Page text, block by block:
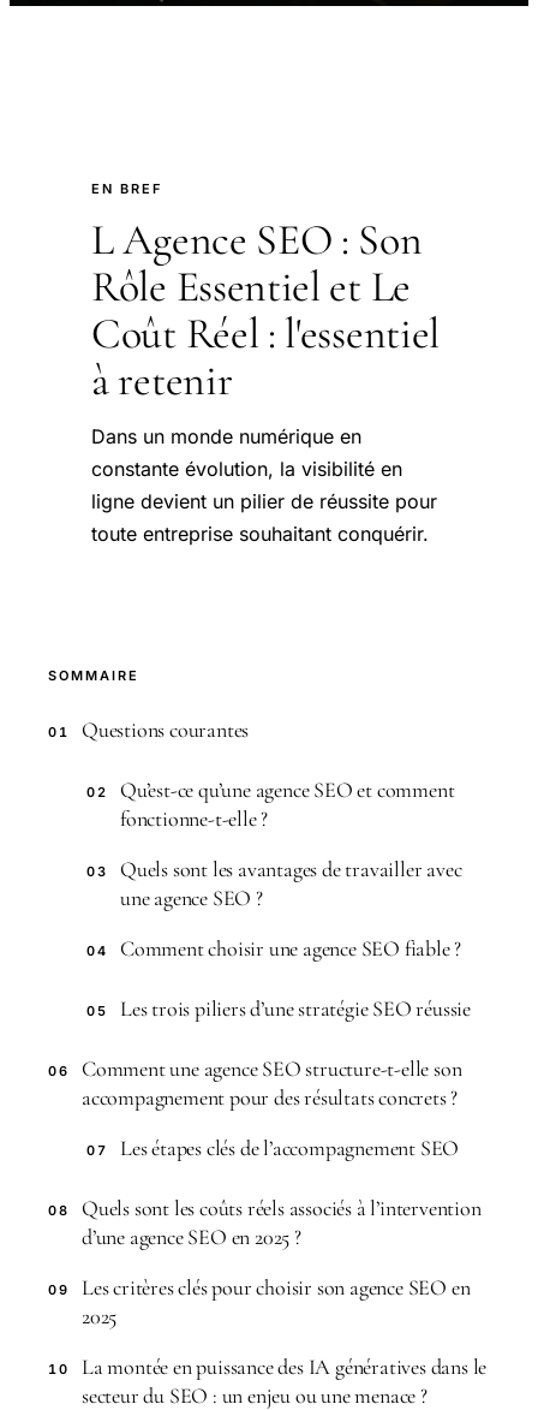
EN BREF
L Agence SEO : Son
Rôle Essentiel et Le
Coût Réel : l'essentiel
à retenir
Dans un monde numérique en
constante évolution, la visibilité en
ligne devient un pilier de réussite pour
toute entreprise souhaitant conquérir.
SOMMAIRE
01 Questions courantes
02
Qu’est-ce qu’une agence SEO et comment
fonctionne-t-elle ?
03
Quels sont les avantages de travailler avec
une agence SEO ?
04 Comment choisir une agence SEO fiable ?
05 Les trois piliers d’une stratégie SEO réussie
06
Comment une agence SEO structure-t-elle son
accompagnement pour des résultats concrets ?
07 Les étapes clés de l’accompagnement SEO
08
Quels sont les coûts réels associés à l’intervention
d’une agence SEO en 2025 ?
09
Les critères clés pour choisir son agence SEO en
2025
10
La montée en puissance des IA génératives dans le
secteur du SEO : un enjeu ou une menace ?